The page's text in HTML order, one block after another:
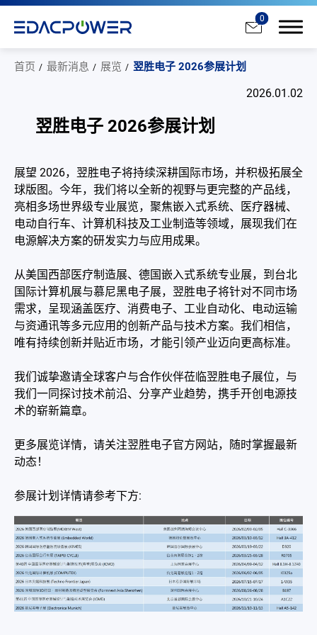
0
首页 最新消息 展览 翌胜电子 2026参展计划
2026.01.02
翌胜电子 2026参展计划
展望 2026，翌胜电子将持续深耕国际市场，并积极拓展全
球版图。今年，我们将以全新的视野与更完整的产品线，
亮相多场世界级专业展览，聚焦嵌入式系统、医疗器械、
电动自行车、计算机科技及工业制造等领域，展现我们在
电源解决方案的研发实力与应用成果。
从美国西部医疗制造展、德国嵌入式系统专业展，到台北
国际计算机展与慕尼黑电子展，翌胜电子将针对不同市场
需求，呈现涵盖医疗、消费电子、工业自动化、电动运输
与资通讯等多元应用的创新产品与技术方案。我们相信，
唯有持续创新并贴近市场，才能引领产业迈向更高标准。
我们诚挚邀请全球客户与合作伙伴莅临翌胜电子展位，与
我们一同探讨技术前沿、分享产业趋势，携手开创电源技
术的崭新篇章。
更多展览详情，请关注翌胜电子官方网站，随时掌握最新
动态！
参展计划详情请参考下方:
解决方案
为何选择翌胜
最新消息
All
新产品
展览
公司简介
联络我们
简体中文 English 繁體中文